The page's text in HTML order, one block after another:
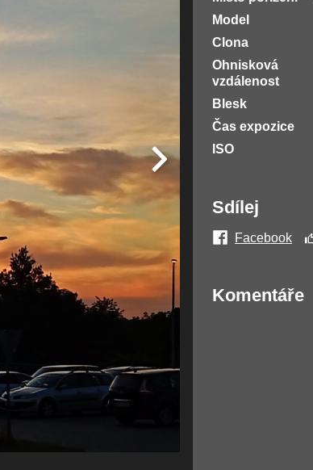
Model
Clona
Ohnisková
vzdálenost
Blesk
Čas expozice
ISO
Sdílej
Facebook
Komentáře